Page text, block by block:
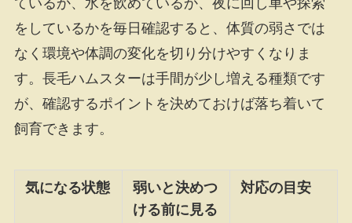
ているか、水を飲めているか、夜に回し車や探索
をしているかを毎日確認すると、体質の弱さでは
なく環境や体調の変化を切り分けやすくなりま
す。長毛ハムスターは手間が少し増える種類です
が、確認するポイントを決めておけば落ち着いて
飼育できます。
気になる状態
弱いと決めつ
ける前に見る
対応の目安